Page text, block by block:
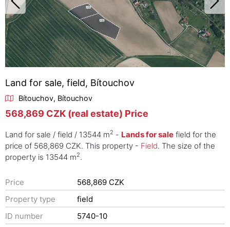
Land for sale, field, Bítouchov
Bítouchov, Bítouchov
568,869 CZK (real estate) Price
Land for sale / field / 13544 m2 - Lands for sale field for the
price of 568,869 CZK. This property - Field. The size of the
property is 13544 m2.
Price
568,869 CZK
Property type
field
ID number
5740-10